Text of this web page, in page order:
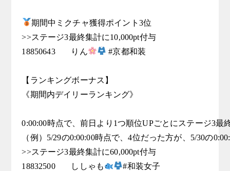
期間中ミクチャ獲得ポイント3位
>>ステージ3最終集計に10,000pt付与
18850643	りん
#京都和装
【ランキングボーナス】
《期間内デイリーランキング》
0:00:00時点で、前日より1つ順位UPごとにステージ3最
（例）5/29の0:00:00時点で、4位だった方が、5/30の
>>ステージ3最終集計に60,000pt付与
18832500	ししゃも
#和装女子